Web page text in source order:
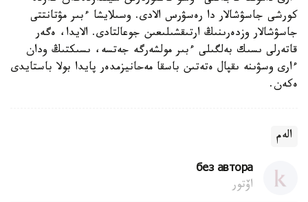
كورشى جاسۋشالار دا رەسۋرس الادى. وسىلايشا ءبىر مۋتانتتى
جاسۋشالار وزدەرىنىڭ ارتىقشىلىعىن جوعالتادى. الايدا، ەگەر
قاتەرلى ىسىك بەلگىلى ءبىر مولشەرگە جەتسە، ىسىكتىڭ ودان
ءارى وسۋىنە ىقپال ەتەتىن باسقا مەحانيزمدەر پايدا بولا باستايدى
ەكەن.
الەم
без автора
اۆتور